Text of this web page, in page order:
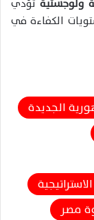
تؤدي
الكفاءة في
الجديدة
مصر